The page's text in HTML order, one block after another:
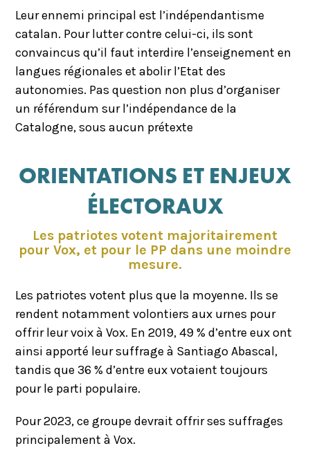
Leur ennemi principal est l’indépendantisme
catalan. Pour lutter contre celui-ci, ils sont
convaincus qu’il faut interdire l’enseignement en
langues régionales et abolir l’Etat des
autonomies. Pas question non plus d’organiser
un référendum sur l’indépendance de la
Catalogne, sous aucun prétexte
ORIENTATIONS ET ENJEUX
ÉLECTORAUX
Les patriotes votent majoritairement
pour Vox, et pour le PP dans une moindre
mesure.
Les patriotes votent plus que la moyenne. Ils se
rendent notamment volontiers aux urnes pour
offrir leur voix à Vox. En 2019, 49 % d’entre eux ont
ainsi apporté leur suffrage à Santiago Abascal,
tandis que 36 % d’entre eux votaient toujours
pour le parti populaire.
Pour 2023, ce groupe devrait offrir ses suffrages
principalement à Vox.